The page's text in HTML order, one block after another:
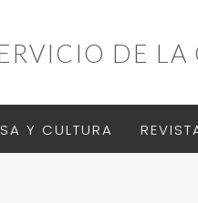
DE LA
Y CULTURA